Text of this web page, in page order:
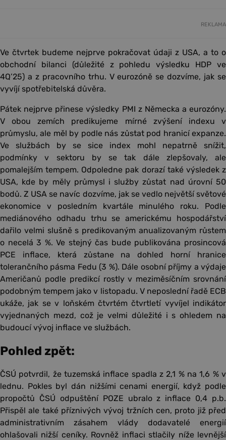
REKLAMA
Ve čtvrtek budeme nejprve pokračovat údaji z USA, a to o
obchodní bilanci (důležité z pohledu výsledku HDP ve
4Q’25) a z pracovního trhu. V eurozóně se dozvíme, jak se
vyvíjí spotřebitelská důvěra.
Pátek nejprve přinese výsledky PMI z Německa a eurozóny.
V obou zemích predikujeme mírné zvýšení indexu v
průmyslu, ale měl by podle nás zůstat pod hranicí expanze.
Ve službách by se sice index mohl nepatrně snížit,
podmínky v sektoru by se tak dále zlepšovaly, ale
pomalejším tempem. Odpoledne pak dorazí také výsledek z
USA, kde by měly průmysl i služby zůstat nad úrovní 50
bodů. Z USA se navíc dozvíme, jak se vedlo největší světové
ekonomice v posledním kvartále minulého roku. Podle
mediánového odhadu trhu se americkému hospodářství
dařilo velmi slušně s predikovaným anualizovaným růstem
o necelá 3 %. Ve stejný čas bude publikována prosincová
PCE inflace, která zůstane na dohled horní hranice
tolerančního pásma Fedu (3 %). Dále osobní příjmy a výdaje
Američanů podle predikcí rostly v meziměsíčním srovnání
podobným tempem jako v listopadu. V neposlední řadě ECB
ukáže, jak se v loňském čtvrtém čtvrtletí vyvíjel indikátor
vyjednaných mezd, což je velmi důležité i s ohledem na
budoucí vývoj inflace ve službách.
Pohled zpět:
ČSÚ potvrdil, že tuzemská inflace spadla z 2,1 % na 1,6 % v
lednu. Pokles byl dán nižšími cenami energií, když podle
propočtů ČSÚ odpuštění POZE ubralo z inflace 0,4 p.b.
Přispěl ale také příznivých vývoj tržních cen, proto již před
administrativním zásahem vlády dodavatelé energií
ohlašovali nižší ceníky. Rovněž inflaci stlačily níže levnější